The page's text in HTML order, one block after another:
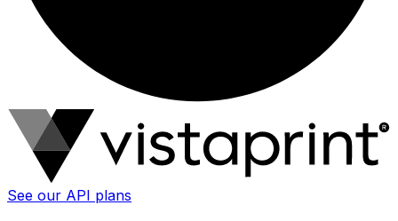
See our API plans